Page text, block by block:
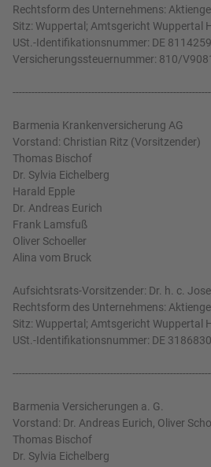
Rechtsform des Unternehmens:
Sitz: Wuppertal; Amtsgericht Wuppertal
USt.-Identifikationsnummer: DE
Versicherungssteuernummer: 810/
Barmenia Krankenversicherung AG
Vorstand: Christian Ritz (Vorsitzender)
Thomas Bischof
Dr. Sylvia Eichelberg
Harald Epple
Dr. Andreas Eurich
Frank Lamsfuß
Oliver Schoeller
Alina vom Bruck
Aufsichtsrats-Vorsitzender: Dr. h. c.
Rechtsform des Unternehmens:
Sitz: Wuppertal; Amtsgericht Wuppertal
USt.-Identifikationsnummer: DE
Barmenia Versicherungen a. G.
Vorstand: Dr. Andreas Eurich, Oliver
Thomas Bischof
Dr. Sylvia Eichelberg